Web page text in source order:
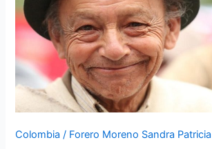
Colombia / Forero Moreno Sandra Patricia
nuevas
medidas
la
reactivación
segura
agropecuario